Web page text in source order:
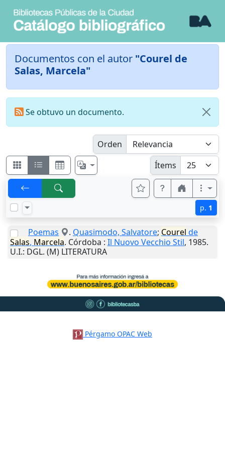
Documentos con el autor "Courel de
Salas, Marcela"
Se obtuvo un documento.
Orden
Ítems
p. 1
Poemas . Quasimodo, Salvatore; Courel de
Salas, Marcela. Córdoba : Il Nuovo Vecchio Stil, 1985.
U.I.: DGL. (M) LITERATURA
Pérgamo OPAC Web